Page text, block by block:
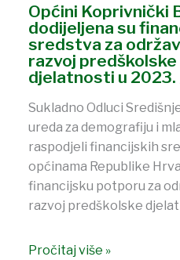
Općini Koprivnički
dodijeljena su
sredstva za
razvoj predškolske
djelatnosti u 2023.
Sukladno Odluci
ureda za demografiju i
raspodjeli financijskih
općinama Republike
financijsku potporu za
razvoj predškolske
Pročitaj više »